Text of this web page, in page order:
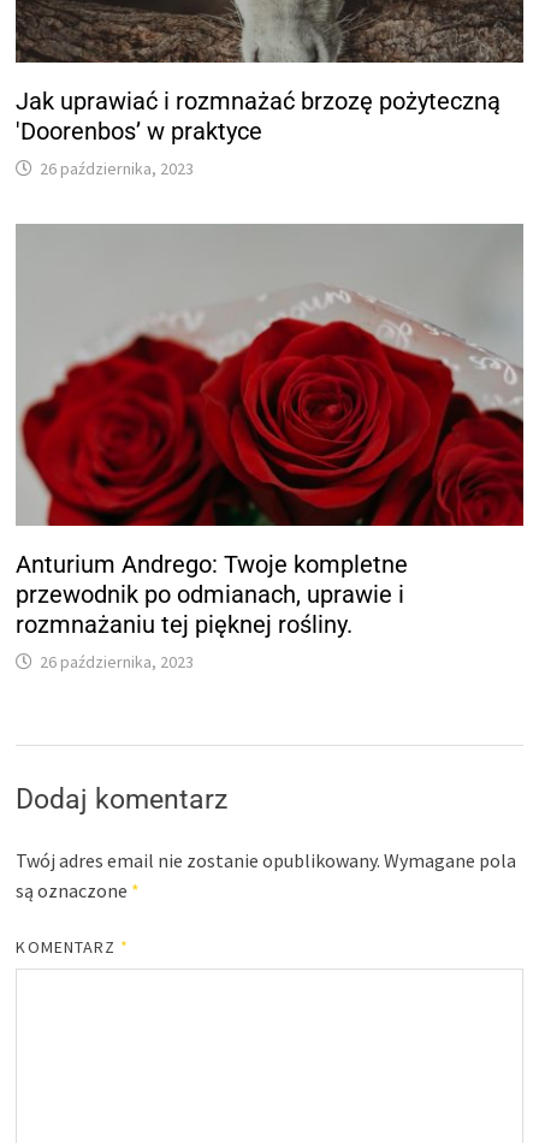
Jak uprawiać i rozmnażać brzozę pożyteczną
'Doorenbos’ w praktyce
26 października, 2023
Anturium Andrego: Twoje kompletne
przewodnik po odmianach, uprawie i
rozmnażaniu tej pięknej rośliny.
26 października, 2023
Dodaj komentarz
Twój adres email nie zostanie opublikowany. Wymagane pola
są oznaczone *
KOMENTARZ *